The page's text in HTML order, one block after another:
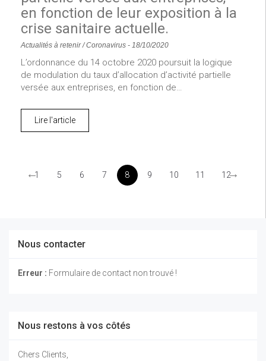
en fonction de leur exposition à la
crise sanitaire actuelle.
Actualités à retenir/Coronavirus - 18/10/2020
L’ordonnance du 14 octobre 2020 poursuit la logique
de modulation du taux d’allocation d’activité partielle
versée aux entreprises, en fonction de…
Lire l'article
←
1 5 6 7 8 9 10 11 12→
Nous contacter
Erreur : Formulaire de contact non trouvé !
Nous restons à vos côtés
Chers Clients,